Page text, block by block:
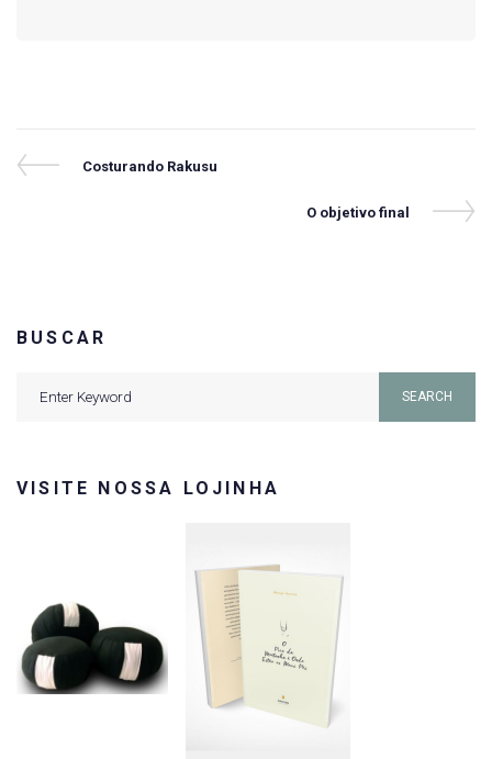
Navegação
Previous
Costurando Rakusu
Next
O objetivo final
BUSCAR
SEARCH
VISITE NOSSA LOJINHA